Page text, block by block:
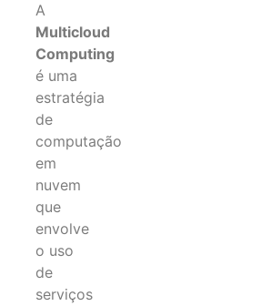
A
Multicloud
Computing
é uma
estratégia
de
computação
em
nuvem
que
envolve
o uso
de
serviços